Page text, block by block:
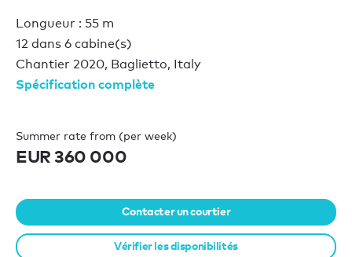
Longueur : 55 m
12 dans 6 cabine(s)
Chantier 2020, Baglietto, Italy
Spécification complète
Summer rate from (per week)
EUR 360 000
Contacter un courtier
Vérifier les disponibilités